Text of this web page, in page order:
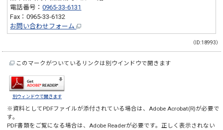
電話番号：0965-33-6131
Fax：0965-33-6132
お問い合わせフォーム
（ID:18993）
このマークがついているリンクは別ウインドウで開きます
別ウィンドウで開きます
※資料としてPDFファイルが添付されている場合は、 Adobe Acrobat(R)が必要で
す。
PDF書類をご覧になる場合は、 Adobe Readerが必要です。正しく表示されない